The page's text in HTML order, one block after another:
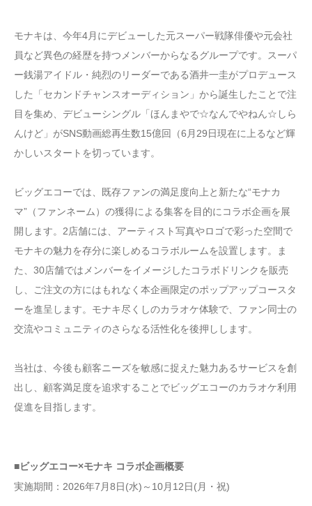
モナキは、今年4月にデビューした元スーパー戦隊俳優や元会社
員など異色の経歴を持つメンバーからなるグループです。スーパ
ー銭湯アイドル・純烈のリーダーである酒井一圭がプロデュース
した「セカンドチャンスオーディション」から誕生したことで注
目を集め、デビューシングル「ほんまやで☆なんでやねん☆しら
んけど」がSNS動画総再生数15億回（6月29日現在に上るなど輝
かしいスタートを切っています。
ビッグエコーでは、既存ファンの満足度向上と新たな“モナカ
マ”（ファンネーム）の獲得による集客を目的にコラボ企画を展
開します。2店舗には、アーティスト写真やロゴで彩った空間で
モナキの魅力を存分に楽しめるコラボルームを設置します。ま
た、30店舗ではメンバーをイメージしたコラボドリンクを販売
し、ご注文の方にはもれなく本企画限定のポップアップコースタ
ーを進呈します。モナキ尽くしのカラオケ体験で、ファン同士の
交流やコミュニティのさらなる活性化を後押しします。
当社は、今後も顧客ニーズを敏感に捉えた魅力あるサービスを創
出し、顧客満足度を追求することでビッグエコーのカラオケ利用
促進を目指します。
■ビッグエコー×モナキ コラボ企画概要
実施期間：2026年7月8日(水)～10月12日(月・祝)